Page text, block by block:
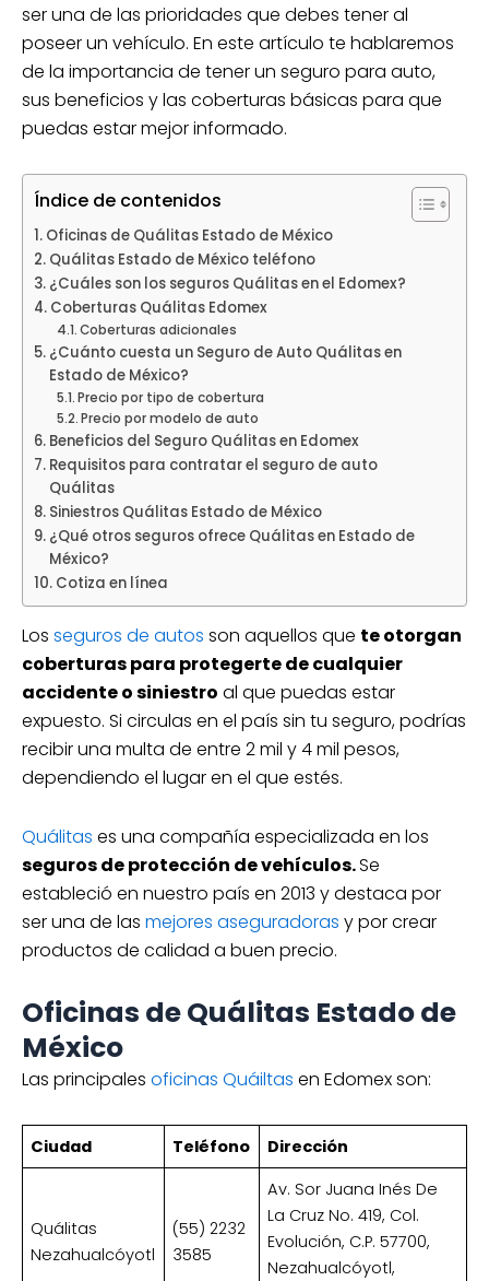
ser una de las prioridades que debes tener al
poseer un vehículo. En este artículo te hablaremos
de la importancia de tener un seguro para auto,
sus beneficios y las coberturas básicas para que
puedas estar mejor informado.
Índice de contenidos
Oficinas de Quálitas Estado de México
Quálitas Estado de México teléfono
¿Cuáles son los seguros Quálitas en el Edomex?
Coberturas Quálitas Edomex
Coberturas adicionales
¿Cuánto cuesta un Seguro de Auto Quálitas en
Estado de México?
Precio por tipo de cobertura
Precio por modelo de auto
Beneficios del Seguro Quálitas en Edomex
Requisitos para contratar el seguro de auto
Quálitas
Siniestros Quálitas Estado de México
¿Qué otros seguros ofrece Quálitas en Estado de
México?
Cotiza en línea
Los seguros de autos son aquellos que te otorgan
coberturas para protegerte de cualquier
accidente o siniestro al que puedas estar
expuesto. Si circulas en el país sin tu seguro, podrías
recibir una multa de entre 2 mil y 4 mil pesos,
dependiendo el lugar en el que estés.
Quálitas es una compañía especializada en los
seguros de protección de vehículos.Se
estableció en nuestro país en 2013 y destaca por
ser una de las mejores aseguradoras y por crear
productos de calidad a buen precio.
Oficinas de Quálitas Estado de
México
Las principales oficinas Quáiltas en Edomex son:
Ciudad Teléfono Dirección
Quálitas
Nezahualcóyotl
(55) 2232
3585
Av. Sor Juana Inés De
La Cruz No. 419, Col.
Evolución, C.P. 57700,
Nezahualcóyotl,